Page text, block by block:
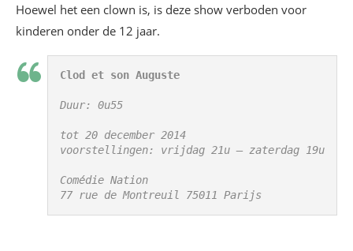
Hoewel het een clown is, is deze show verboden voor
kinderen onder de 12 jaar.
Clod et son Auguste
Duur: 0u55
tot 20 december 2014
Comédie Nation
77 rue de Montreuil 75011 Parijs